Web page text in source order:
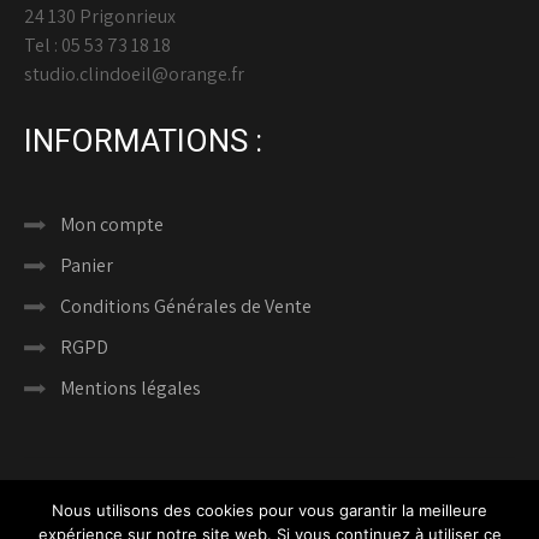
24 130 Prigonrieux
Tel : 05 53 73 18 18
studio.clindoeil@orange.fr
INFORMATIONS :
Mon compte
Panier
Conditions Générales de Vente
RGPD
Mentions légales
Nous utilisons des cookies pour vous garantir la meilleure
expérience sur notre site web. Si vous continuez à utiliser ce